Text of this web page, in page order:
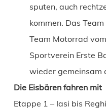
sputen, auch
kommen. Das
Team Motorrad
Sportverein Erste
wieder gemeinsam
Die Eisbären fahren mit
Etappe 1 – Iasi bis